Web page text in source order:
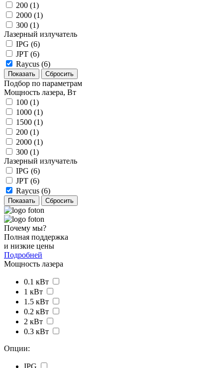
200 (1)
2000 (1)
300 (1)
Лазерный излучатель
IPG (6)
JPT (6)
Raycus (6)
Подбор по параметрам
Мощность лазера, Вт
100 (1)
1000 (1)
1500 (1)
200 (1)
2000 (1)
300 (1)
Лазерный излучатель
IPG (6)
JPT (6)
Raycus (6)
Почему мы?
Полная поддержка
и низкие цены
Подробней
Мощность лазера
0.1 кВт
1 кВт
1.5 кВт
0.2 кВт
2 кВт
0.3 кВт
Опции:
IPG